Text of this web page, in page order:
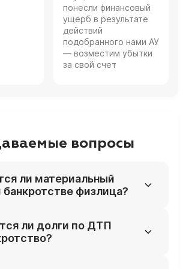
понесли финансовый
ущерб в результате
действий
подобранного нами АУ
— возместим убытки
за свой счет
вопросы
ли материальный
физлица?
может быть списан, но
вред и ущерб по
ли долги по ДТП